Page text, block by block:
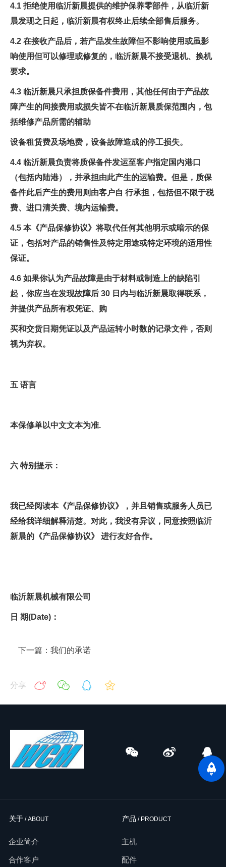
4.1 拒绝使用临沂新晨提供的维护保养零部件，从临沂新
晨发现之日起，临沂新晨有权终止后续全部售后服务。
4.2 在接收产品后，若产品发生故障但不影响使用或虽影
响使用但可以修理或修复的，临沂新晨不接受退机、换机
要求。
4.3 临沂新晨只承担质保备件费用，其他任何由于产品故
障产生的间接费用或损失皆不在临沂新晨质保范围内，包
括维修产品所需的辅助
设备租赁费及场地费，设备故障造成的停工损失。
4.4 临沂新晨负责将质保备件发运至客户指定国内港口
（包括内陆港），并承担由此产生的运输费。但是，质保
备件此后产生的费用则由客户自 行承担，包括但不限于税
费、进口清关费、境内运输费。
4.5 本《产品保修协议》将取代任何其他明示或暗示的保
证，包括对产品的销售性及特定用途或特定环境的适用性
保证。
4.6 如果你认为产品故障是由于材料或制造上的缺陷引
起，你应当在发现故障后 30 日内与临沂新晨取得联系，
并提供产品所有权凭证、购
买和交货日期凭证以及产品运转小时数的记录文件，否则
视为弃权。
五 语言
本保修单以中文文本为准.
六 特别提示：
我已经阅读本《产品保修协议》，并且销售或服务人员已
经给我详细解释清楚。对此，我没有异议，同意按照临沂
新晨的《产品保修协议》 进行友好合作。
临沂新晨机械有限公司
日 期(Date)：
下一篇：我们的承诺
分享
关于 / ABOUT
企业简介
合作客户
产品 / PRODUCT
主机
配件